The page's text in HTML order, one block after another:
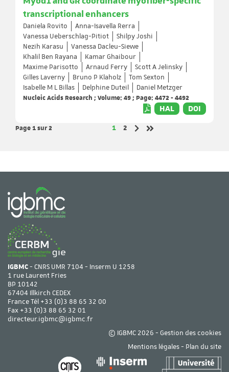
transcriptional enhancers
Daniela Rovito
Anna-Isavella Rerra
Vanessa Ueberschlag-Pitiot
Shilpy Joshi
Nezih Karasu
Vanessa Dacleu-Siewe
Khalil Ben Rayana
Kamar Ghaibour
Maxime Parisotto
Arnaud Ferry
Scott A Jelinsky
Gilles Laverny
Bruno P Klaholz
Tom Sexton
Isabelle M L Billas
Delphine Duteil
Daniel Metzger
Nucleic Acids Research ; Volume: 49 ; Page: 4472 - 4492
HAL DOI
Page 1sur 2 Page
1 Page
2
IGBMC- CNRS UMR 7104 - Inserm U 1258
1 rue Laurent Fries
BP 10142
67404 Illkirch CEDEX
France Tél +33 (0)3 88 65 32 00
Fax +33 (0)3 88 65 32 01
directeur.igbmc@igbmc.fr
© IGBMC 2026 - Gestion des cookies
Mentions légales- Plan du site